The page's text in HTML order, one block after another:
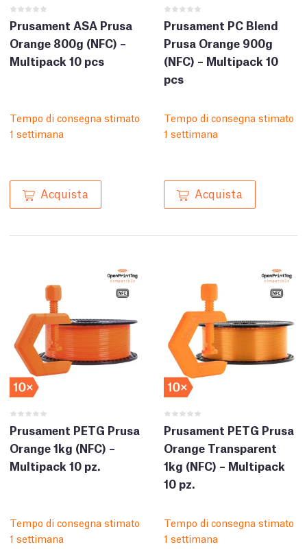
Prusament ASA Prusa
Orange 800g (NFC) –
Multipack 10 pcs
Tempo di consegna stimato
1 settimana
Acquista
Prusament PC Blend
Prusa Orange 900g
(NFC) – Multipack 10
pcs
Tempo di consegna stimato
1 settimana
Acquista
Prusament PETG Prusa
Orange 1kg (NFC) –
Multipack 10 pz.
Tempo di consegna stimato
1 settimana
Prusament PETG Prusa
Orange Transparent
1kg (NFC) – Multipack
10 pz.
Tempo di consegna stimato
1 settimana